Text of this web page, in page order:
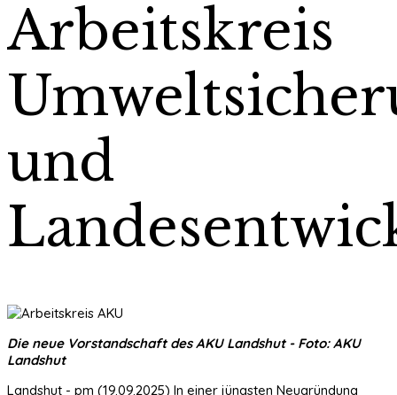
Arbeitskreis
und
Die neue Vorstandschaft des AKU Landshut - Foto: AKU
Landshut
Landshut - pm (19.09.2025) In einer jüngsten Neugründung